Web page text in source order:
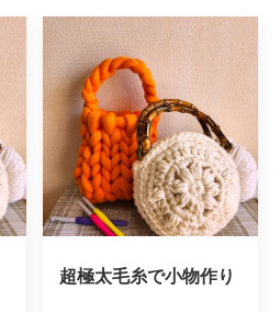
超極太毛糸で小物作り